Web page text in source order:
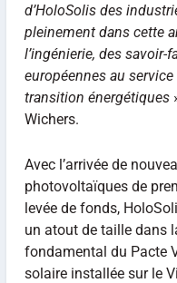
d’HoloSolis des
pleinement dans cette
l’ingénierie, des savoir-
européennes au
transition énergétiques
Wichers.
Avec l’arrivée de
photovoltaïques de
levée de fonds,
un atout de taille dans
fondamental du Pacte
solaire installée sur le